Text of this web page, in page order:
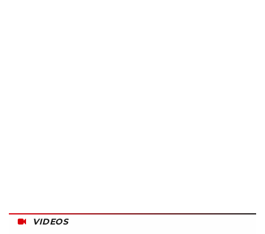
VIDEOS